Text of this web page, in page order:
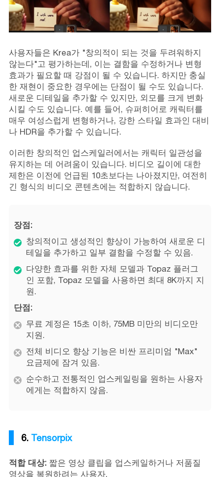
사용자들은 Krea가 "창의적이 되는 것을 두려워하지
않는다"고 평가하는데, 이는 결함을 수정하거나 변형
효과가 필요할 때 강점이 될 수 있습니다. 하지만 충실
한 재현이 중요한 경우에는 단점이 될 수도 있습니다.
새로운 디테일을 추가할 수 있지만, 외모를 크게 변화
시킬 수도 있습니다. 예를 들어, 슈퍼히어로 캐릭터를
매우 여성스럽게 변형하거나, 강한 스타일 효과인 대비
나 HDR을 추가할 수 있습니다.
이러한 창의적인 업스케일러에서는 캐릭터 일관성을
유지하는 데 어려움이 있습니다. 비디오 길이에 대한
제한은 이전에 언급된 10초보다는 나아졌지만, 여전히
긴 형식의 비디오 콘텐츠에는 적합하지 않습니다.
장점:
창의적이고 생성적인 향상이 가능하여 새로운 디
테일을 추가하고 일부 결함을 수정할 수 있음.
다양한 효과를 위한 자체 모델과 Topaz 플러그
인 포함, Topaz 모델을 사용하면 최대 8K까지 지
원.
단점:
무료 계정은 15초 이하, 75MB 미만의 비디오만
지원.
전체 비디오 향상 기능은 비싼 프리미엄 "Max"
요금제에 잠겨 있음.
순수하고 전통적인 업스케일링을 원하는 사용자
에게는 적합하지 않음.
6. Tensorpix
적합 대상:짧은 영상 클립을 업스케일하거나 저품질
영상을 복원하려는 사용자.